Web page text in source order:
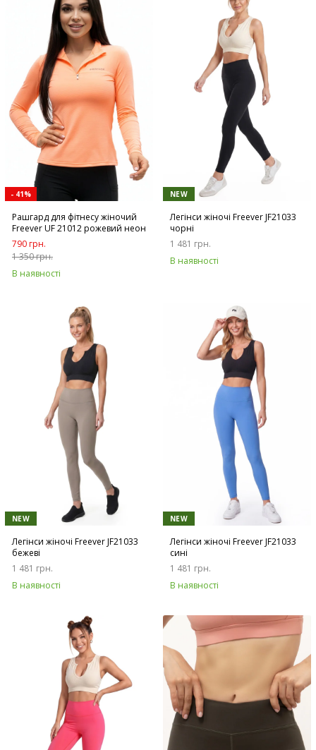
- 41%
Рашгард для фітнесу жіночий
Freever UF 21012 рожевий неон
790 грн.
1 350 грн.
В наявності
NEW
Легінси жіночі Freever JF21033
чорні
1 481 грн.
В наявності
NEW
Легінси жіночі Freever JF21033
бежеві
1 481 грн.
В наявності
NEW
Легінси жіночі Freever JF21033
сині
1 481 грн.
В наявності